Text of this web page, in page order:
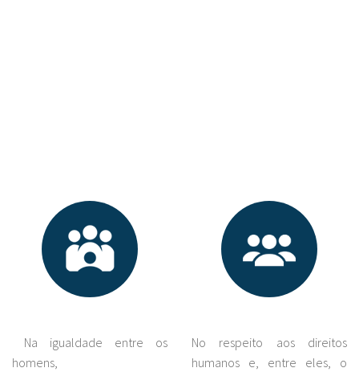
Na igualdade entre os
homens,
No respeito aos direitos
humanos e, entre eles, o